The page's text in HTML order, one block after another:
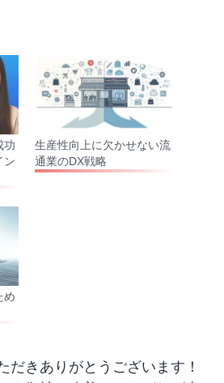
功
ン
生産性向上に欠かせない流
通業のDX戦略
め
だきありがとうございます！